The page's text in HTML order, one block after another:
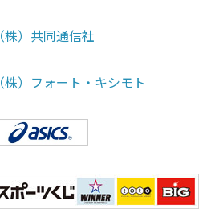
（株）共同通信社
（株）フォート・キシモト